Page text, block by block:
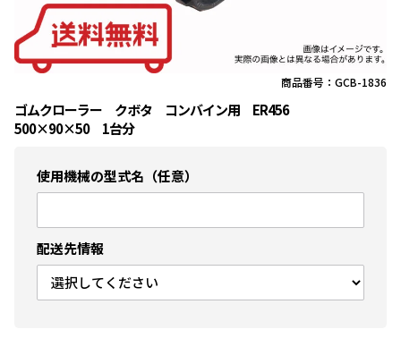
商品番号：GCB-1836
ゴムクローラー クボタ コンバイン用 ER456
500×90×50 1台分
使用機械の型式名（任意）
配送先情報